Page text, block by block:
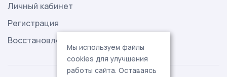
Личный кабинет
Регистрация
Восстановление пароля
Мы используем файлы
cookies для улучшения
работы сайта. Оставаясь